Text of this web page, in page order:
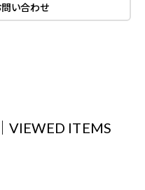
い合わせ
VIEWED ITEMS